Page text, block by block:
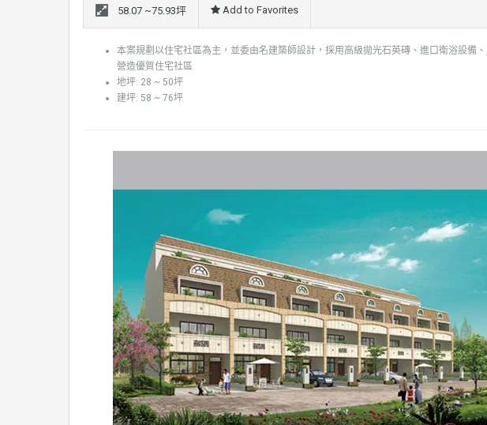
58.07 ~75.93坪 Add to Favorites
本案規劃以住宅社區為主，並委由名建築師設計，採用高級拋光石英磚、進口衛浴設備
營造優質住宅社區
地坪: 28 ~ 50坪
建坪: 58 ~ 76坪